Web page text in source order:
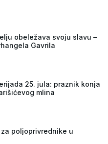
obeležava svoju slavu –
Gavrila
25. jula: praznik konja
mlina
poljoprivrednike u